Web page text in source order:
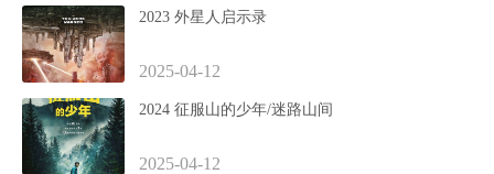
2023 外星人启示录
2025-04-12
2024 征服山的少年/迷路山间
2025-04-12